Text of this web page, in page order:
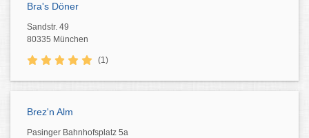
Bra's Döner
Sandstr. 49
80335 München
(1)
Brez'n Alm
Pasinger Bahnhofsplatz 5a